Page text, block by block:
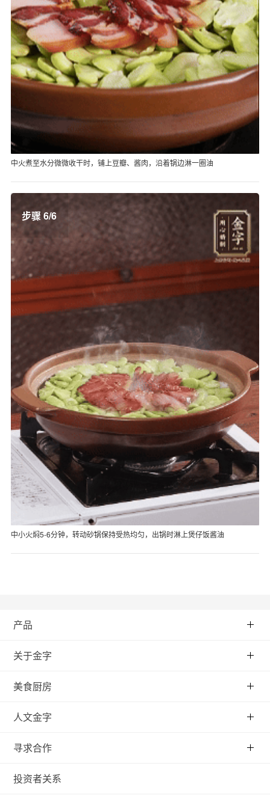
中火煮至水分微微收干时，铺上豆瓣、酱肉，沿着锅边淋一圈油
步骤 6/6
中小火焖5-6分钟，转动砂锅保持受热均匀，出锅时淋上煲仔饭酱油
产品
关于金字
美食厨房
人文金字
寻求合作
投资者关系